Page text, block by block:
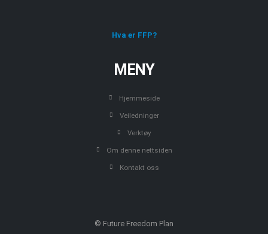
Hva er FFP?
MENY
Hjemmeside
Veiledninger
Verktøy
Om denne nettsiden
Kontakt oss
© Future Freedom Plan